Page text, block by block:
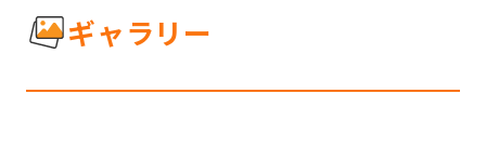
ギャラリー